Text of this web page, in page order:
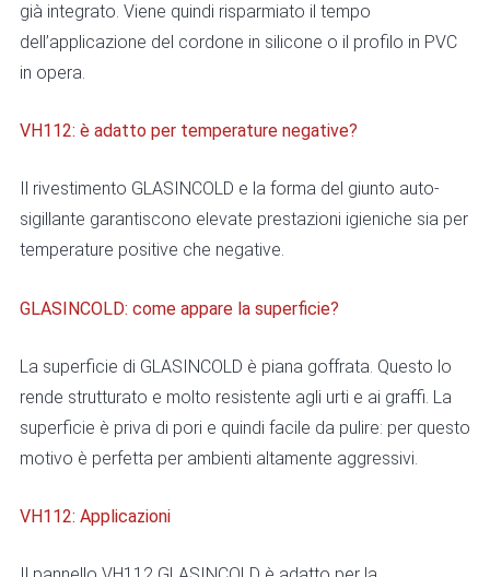
già integrato. Viene quindi risparmiato il tempo
dell’applicazione del cordone in silicone o il profilo in PVC
in opera.
VH112: è adatto per temperature negative?
Il rivestimento GLASINCOLD e la forma del giunto auto-
sigillante garantiscono elevate prestazioni igieniche sia per
temperature positive che negative.
GLASINCOLD: come appare la superficie?
La superficie di GLASINCOLD è piana goffrata. Questo lo
rende strutturato e molto resistente agli urti e ai graffi. La
superficie è priva di pori e quindi facile da pulire: per questo
motivo è perfetta per ambienti altamente aggressivi.
VH112: Applicazioni